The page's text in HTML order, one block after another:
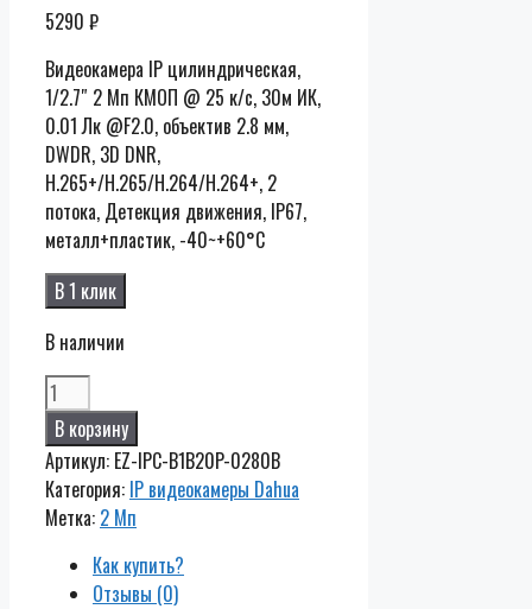
5290 ₽
Видеокамера IP цилиндрическая,
1/2.7″ 2 Мп КМОП @ 25 к/с, 30м ИК,
0.01 Лк @F2.0, объектив 2.8 мм,
DWDR, 3D DNR,
H.265+/H.265/H.264/H.264+, 2
потока, Детекция движения, IP67,
металл+пластик, -40~+60°C
В 1 клик
В наличии
Количество
EZ-
IPC-
B1B20P-
0280B
В корзину
Артикул: EZ-IPC-B1B20P-0280B
Категория: IP видеокамеры Dahua
Метка: 2 Мп
Как купить?
Отзывы (0)